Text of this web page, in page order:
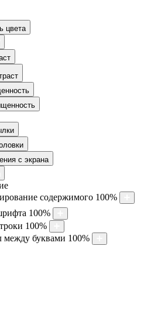
цвета
с экрана
содержимого 100%
100%
100%
между буквами 100%